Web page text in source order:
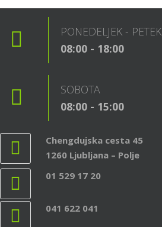
PONEDELJEK - PETEK
08:00 - 18:00
SOBOTA
08:00 - 15:00
Chengdujska cesta 45
1260 Ljubljana – Polje
01 529 17 20
041 622 041